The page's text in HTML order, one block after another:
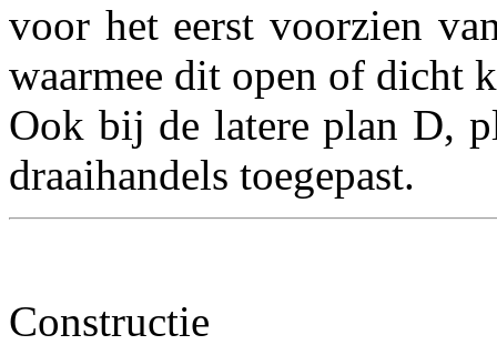
voor het eerst voorzien
waarmee dit open of dicht
Ook bij de latere plan D,
draaihandels toegepast.
Constructie